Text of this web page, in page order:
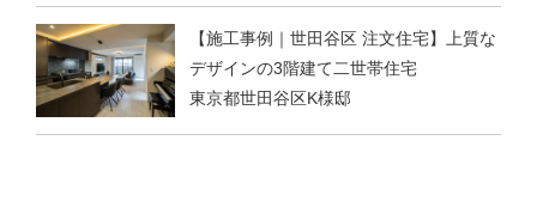
【施工事例｜世田谷区 注文住宅】上質な
デザインの3階建て二世帯住宅
東京都世田谷区K様邸